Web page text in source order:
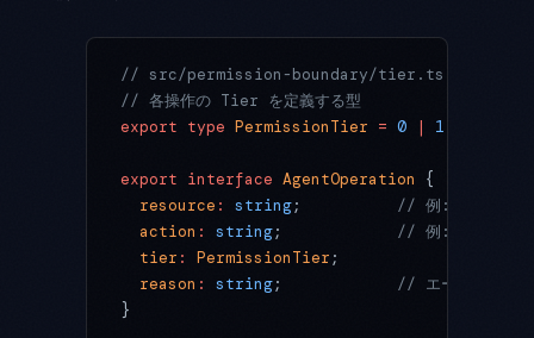
// src/permission-boundary/tier.ts
// 各操作の Tier を定義する型
export type PermissionTier = 0 | 1
export interface AgentOperation
{
  resource
: string; // 例:
  action
: string; // 例:
  tier
: PermissionTier ;
  reason
: string; // エージェントが
}